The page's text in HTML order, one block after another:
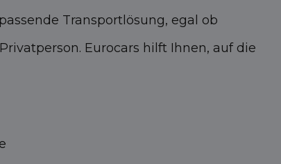
Transportlösung, egal ob
Eurocars hilft Ihnen, auf die